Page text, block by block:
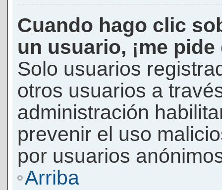
Cuando hago clic
un usuario, ¡me
Solo usuarios
otros usuarios a
administración
prevenir el uso
por usuarios
Arriba